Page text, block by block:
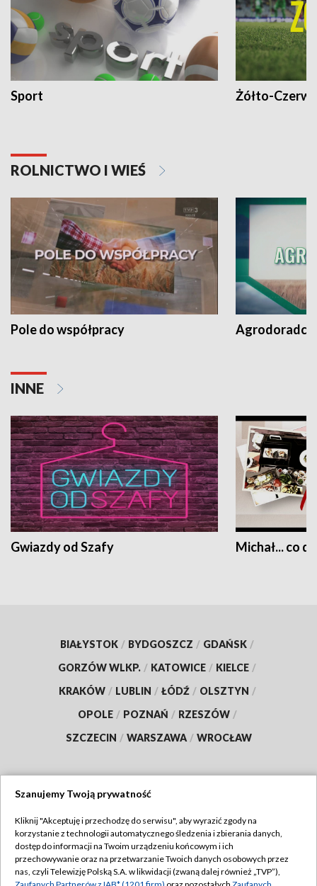
Sport Żółto-
ROLNICTWO I WIEŚ
Pole do współpracy Agrodoradcy
INNE
Gwiazdy od Szafy Michał... co
BIAŁYSTOK / BYDGOSZCZ / GDAŃSK /
GORZÓW WLKP. / KATOWICE / KIELCE /
KRAKÓW / LUBLIN / ŁÓDŹ / OLSZTYN /
OPOLE / POZNAŃ / RZESZÓW /
SZCZECIN / WARSZAWA / WROCŁAW
TVP
Abonament TVP
Emisja w TVP
Regulamin TVP
Szanujemy Twoją prywatność
Kliknij "Akceptuję i przechodzę do serwisu", aby wyrazić zgody na
korzystanie z technologii automatycznego śledzenia i zbierania danych,
dostęp do informacji na Twoim urządzeniu końcowym i ich
przechowywanie oraz na przetwarzanie Twoich danych osobowych przez
nas, czyli Telewizję Polską S.A. w likwidacji (zwaną dalej również „TVP”),